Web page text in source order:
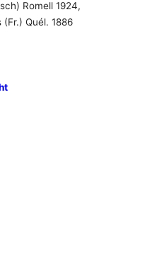
Romell 1924,
Quél. 1886